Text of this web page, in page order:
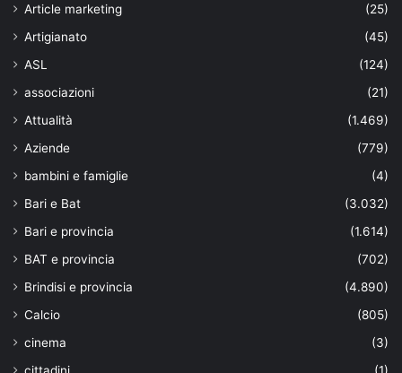
Article marketing
(25)
Artigianato
(45)
ASL
(124)
associazioni
(21)
Attualità
(1.469)
Aziende
(779)
bambini e famiglie
(4)
Bari e Bat
(3.032)
Bari e provincia
(1.614)
BAT e provincia
(702)
Brindisi e provincia
(4.890)
Calcio
(805)
cinema
(3)
cittadini
(1)